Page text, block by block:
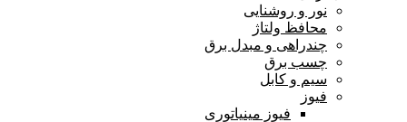
نور و روشنایی
محافظ ولتاژ
چندراهی و مبدل برق
چسب برق
سیم و کابل
فیوز
فیوز مینیاتوری